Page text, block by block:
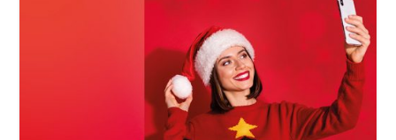
IL CENTRO
NEGOZI
EVENTI